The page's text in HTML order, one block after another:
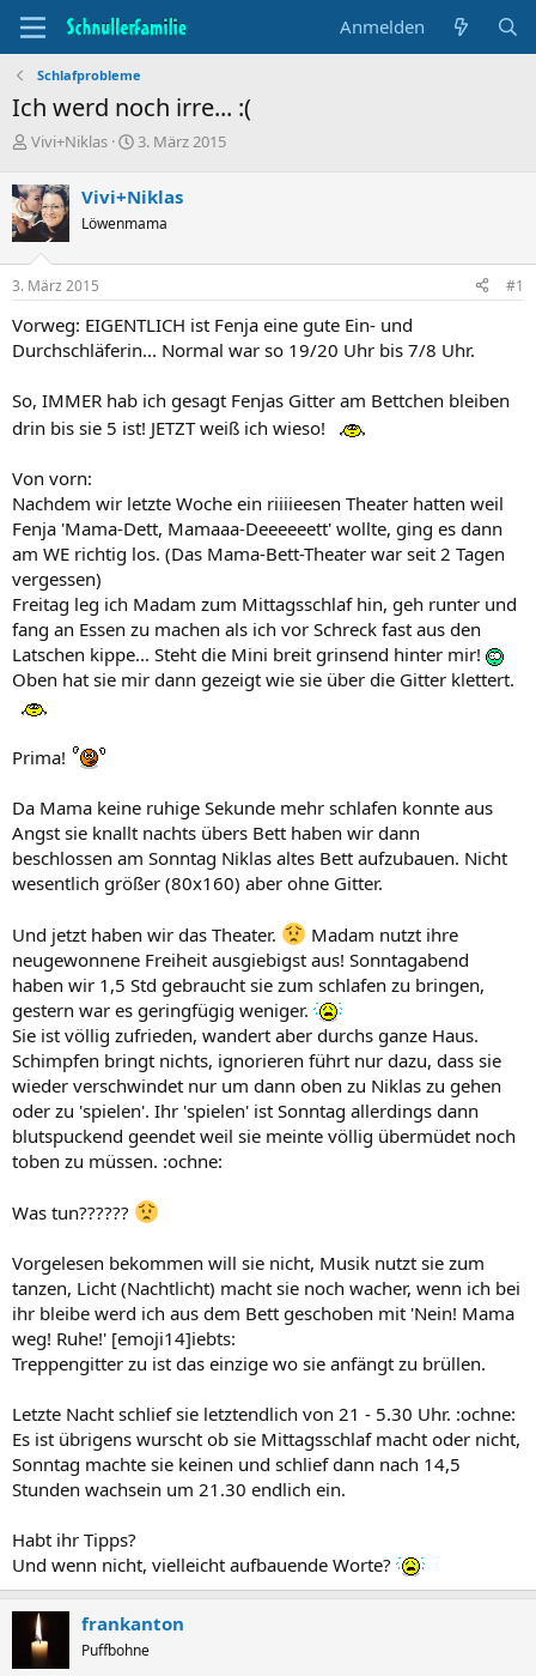
Anmelden
Schlafprobleme
Ich werd noch irre... :(
T
e
m
e
n
s
t
r
t
r
Vivi+Niklas
B
i
n
d
u
m
3. März 2015
Vivi+Niklas
Löwenmama
3. März 2015 #1
Vorweg: EIGENTLICH ist Fenja eine gute Ein- und
Durchschläferin... Normal war so 19/20 Uhr bis 7/8 Uhr.
So, IMMER hab ich gesagt Fenjas Gitter am Bettchen bleiben
drin bis sie 5 ist! JETZT weiß ich wieso!
Von vorn:
Nachdem wir letzte Woche ein riiiieesen Theater hatten weil
Fenja 'Mama-Dett, Mamaaa-Deeeeeett' wollte, ging es dann
am WE richtig los. (Das Mama-Bett-Theater war seit 2 Tagen
vergessen)
Freitag leg ich Madam zum Mittagsschlaf hin, geh runter und
fang an Essen zu machen als ich vor Schreck fast aus den
Latschen kippe... Steht die Mini breit grinsend hinter mir!
Oben hat sie mir dann gezeigt wie sie über die Gitter klettert.
Prima!
Da Mama keine ruhige Sekunde mehr schlafen konnte aus
Angst sie knallt nachts übers Bett haben wir dann
beschlossen am Sonntag Niklas altes Bett aufzubauen. Nicht
wesentlich größer (80x160) aber ohne Gitter.
Und jetzt haben wir das Theater.
Madam nutzt ihre
neugewonnene Freiheit ausgiebigst aus! Sonntagabend
haben wir 1,5 Std gebraucht sie zum schlafen zu bringen,
gestern war es geringfügig weniger.
Sie ist völlig zufrieden, wandert aber durchs ganze Haus.
Schimpfen bringt nichts, ignorieren führt nur dazu, dass sie
wieder verschwindet nur um dann oben zu Niklas zu gehen
oder zu 'spielen'. Ihr 'spielen' ist Sonntag allerdings dann
blutspuckend geendet weil sie meinte völlig übermüdet noch
toben zu müssen. :ochne:
Was tun??????
Vorgelesen bekommen will sie nicht, Musik nutzt sie zum
tanzen, Licht (Nachtlicht) macht sie noch wacher, wenn ich bei
ihr bleibe werd ich aus dem Bett geschoben mit 'Nein! Mama
weg! Ruhe!' [emoji14]iebts:
Treppengitter zu ist das einzige wo sie anfängt zu brüllen.
Letzte Nacht schlief sie letztendlich von 21 - 5.30 Uhr. :ochne:
Es ist übrigens wurscht ob sie Mittagsschlaf macht oder nicht,
Sonntag machte sie keinen und schlief dann nach 14,5
Stunden wachsein um 21.30 endlich ein.
Habt ihr Tipps?
Und wenn nicht, vielleicht aufbauende Worte?
frankanton
Puffbohne